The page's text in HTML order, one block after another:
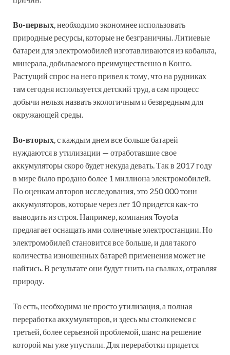
Во-первых, необходимо экономнее использовать
природные ресурсы, которые не безграничны. Литиевые
батареи для электромобилей изготавливаются из кобальта,
минерала, добываемого преимущественно в Конго.
Растущий спрос на него привел к тому, что на рудниках
там сегодня используется детский труд, а сам процесс
добычи нельзя назвать экологичным и безвредным для
окружающей среды.
Во-вторых, с каждым днем все больше батарей
нуждаются в утилизации — отработавшие свое
аккумуляторы скоро будет некуда девать. Так в 2017 году
в мире было продано более 1 миллиона электромобилей.
По оценкам авторов исследования, это 250 000 тонн
аккумуляторов, которые через лет 10 придется как-то
выводить из строя. Например, компания Toyota
предлагает оснащать ими солнечные электростанции. Но
электромобилей становится все больше, и для такого
количества изношенных батарей применения может не
найтись. В результате они будут гнить на свалках, отравляя
природу.
То есть, необходима не просто утилизация, а полная
переработка аккумуляторов, и здесь мы столкнемся с
третьей, более серьезной проблемой, шанс на решение
которой мы уже упустили. Для переработки придется